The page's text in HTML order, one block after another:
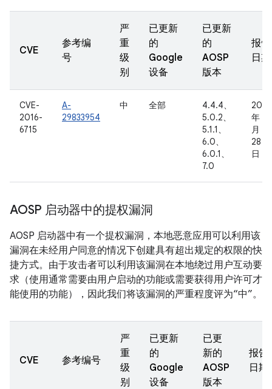
CVE
参考编
号
严
重
级
别
已更新
的
Google
设备
已更新
的
AOSP
版本
报告
日期
CVE-
2016-
6715
A-
29833954
中 全部
4.4.4、
5.0.2、
5.1.1、
6.0、
6.0.1、
7.0
2016
年 6
月
28
日
AOSP 启动器中的提权漏洞
AOSP 启动器中有一个提权漏洞，本地恶意应用可以利用该
漏洞在未经用户同意的情况下创建具有超出规定的权限的快
捷方式。由于攻击者可以利用该漏洞在本地绕过用户互动要
求（使用通常需要由用户启动的功能或需要获得用户许可才
能使用的功能），因此我们将该漏洞的严重程度评为“中”。
CVE 参考编号
严
重
级
别
已更新
的
Google
设备
已更
新的
AOSP
版本
报告
日期